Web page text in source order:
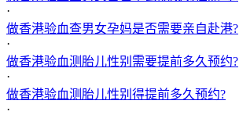
·
做香港验血查男女孕妈是否需要亲自赴港?
·
做香港验血测胎儿性别需要提前多久预约?
·
做香港验血测胎儿性别得提前多久预约?
·